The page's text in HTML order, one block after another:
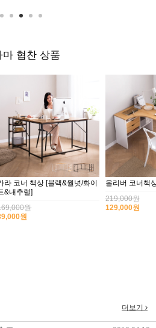
마 협찬 상품
라 코너 책상 [블랙&월넛/화이
&내추럴]
원
원
올리버 코너책
219,000원
129,000원
더보기
.. 2018.04.10